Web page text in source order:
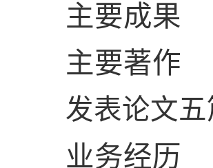
主要成果
主要著作
发表论文五
业务经历